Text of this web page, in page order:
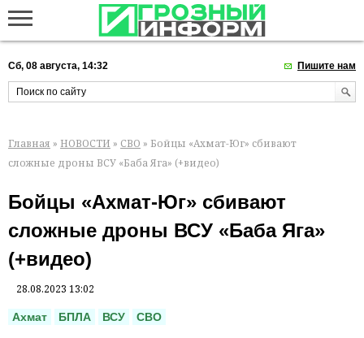
Сб, 08 августа, 14:32 Пишите нам
Главная » НОВОСТИ » СВО » Бойцы «Ахмат-Юг» сбивают
сложные дроны ВСУ «Баба Яга» (+видео)
Бойцы «Ахмат-Юг» сбивают
сложные дроны ВСУ «Баба Яга»
(+видео)
28.08.2023 13:02
Ахмат БПЛА ВСУ СВО